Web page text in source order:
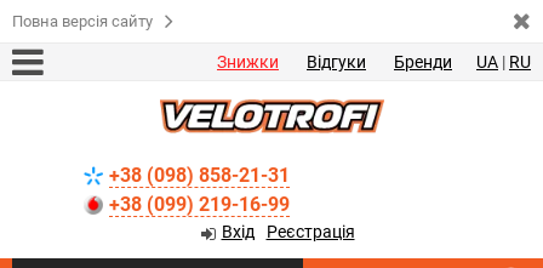
Повна версія сайту
Знижки Відгуки Бренди UA | RU
+38 (098) 858-21-31
+38 (099) 219-16-99
Вхід Реєстрація